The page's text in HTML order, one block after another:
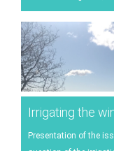
Irrigating the
Presentation of the